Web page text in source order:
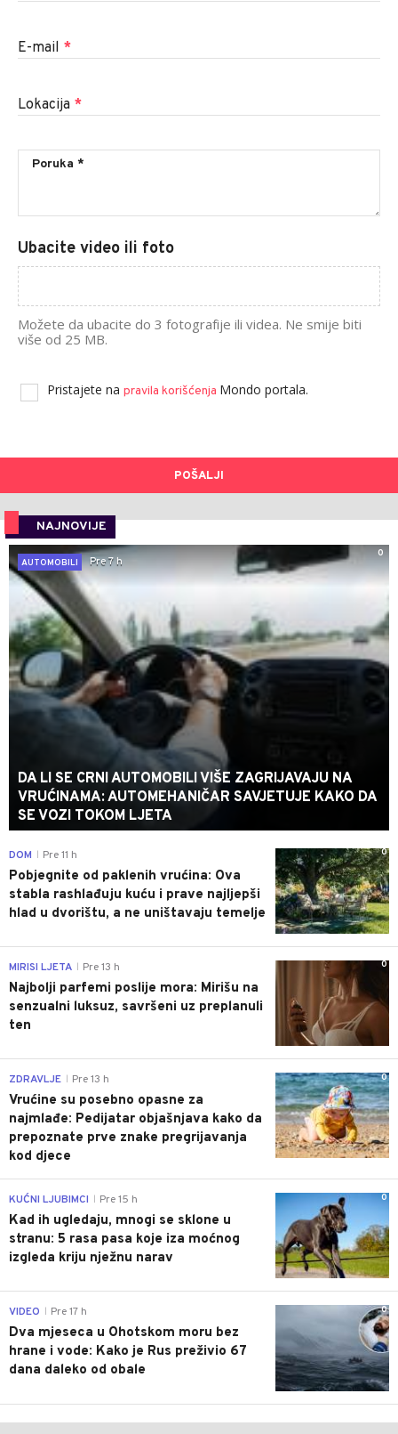
E-mail *
Lokacija *
Ubacite video ili foto
Možete da ubacite do 3 fotografije ili videa. Ne smije biti
više od 25 MB.
Pristajete na pravila korišćenja Mondo portala.
POŠALJI
NAJNOVIJE
0
AUTOMOBILI
Pre 7 h
DA LI SE CRNI AUTOMOBILI VIŠE ZAGRIJAVAJU NA
VRUĆINAMA: AUTOMEHANIČAR SAVJETUJE KAKO DA
SE VOZI TOKOM LJETA
0
DOM Pre 11 h
Pobjegnite od paklenih vrućina: Ova
stabla rashlađuju kuću i prave najljepši
hlad u dvorištu, a ne uništavaju temelje
0
MIRISI LJETA Pre 13 h
Najbolji parfemi poslije mora: Mirišu na
senzualni luksuz, savršeni uz preplanuli
ten
0
ZDRAVLJE Pre 13 h
Vrućine su posebno opasne za
najmlađe: Pedijatar objašnjava kako da
prepoznate prve znake pregrijavanja
kod djece
0
KUĆNI LJUBIMCI Pre 15 h
Kad ih ugledaju, mnogi se sklone u
stranu: 5 rasa pasa koje iza moćnog
izgleda kriju nježnu narav
0
VIDEO Pre 17 h
Dva mjeseca u Ohotskom moru bez
hrane i vode: Kako je Rus preživio 67
dana daleko od obale